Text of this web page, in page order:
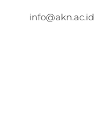
info@akn.ac.id